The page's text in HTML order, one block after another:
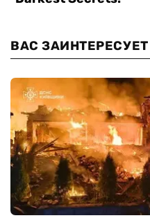
ВАС ЗАИНТЕРЕСУЕТ